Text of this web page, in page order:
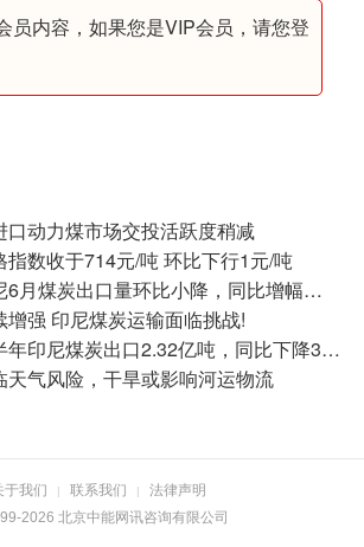
员内容，如果您是VIP会员，请您登
口动力煤市场交投活跃度稍减
数收于714元/吨 环比下行1元/吨
进出口评述：印尼6月煤炭出口量环比小降，同比增幅显著
增强 印尼煤炭运输面临挑战!
印尼统计局：上半年印尼煤炭出口2.32亿吨，同比下降3.2%
天气风险，干旱或影响河运物流
于我们 | 联系我们 |
法律声明
2026 北京中能网讯咨询有限公司